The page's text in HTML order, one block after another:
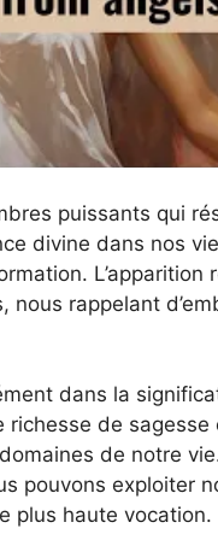
puissants qui
divine dans nos
L’apparition
rappelant
dans la
de sagesse
de notre
pouvons exploiter
plus haute vocation.